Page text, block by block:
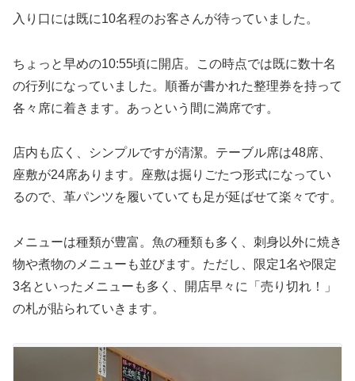
入り口には既に10名程のお客さんが待っていました。
ちょっと早めの10:55頃に開店。この時点では既に数十名
の行列になっていました。順番が書かれた整理券を持って
各々席に着きます。あっという間に満席です。
店内も広く、シンプルですが清潔。テーブル席は48席、
座敷が24席あります。座敷は掘りごたつ形式になってい
るので、革パンツを履いていても足が延ばせて楽々です。
メニューは種類が豊富。魚の種類も多く、刺身以外に焼き
物や煮物のメニューも並びます。ただし、限定1名や限定
3名といったメニューも多く、開店早々に「売り切れ！」
の札が貼られていきます。